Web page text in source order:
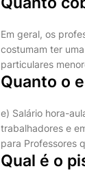
Em geral, os
costumam ter
particulares
Quanto o
e) Salário hora-
trabalhadores e
para Professores
Qual é o